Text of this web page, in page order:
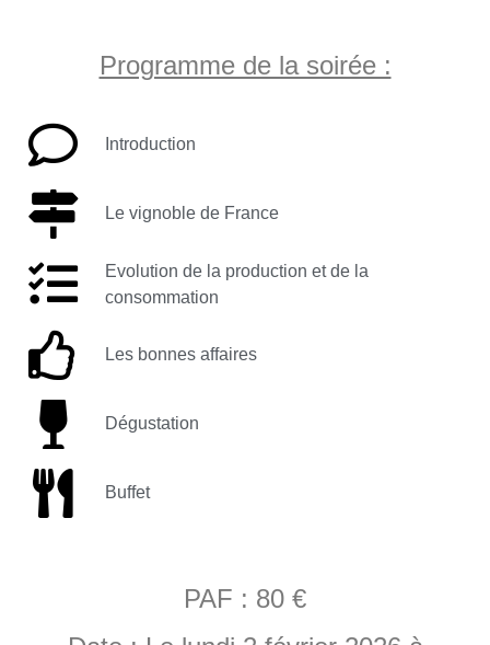
Programme de la soirée :
Introduction
Le vignoble de France
Evolution de la production et de la
consommation
Les bonnes affaires
Dégustation
Buffet
PAF : 80 €